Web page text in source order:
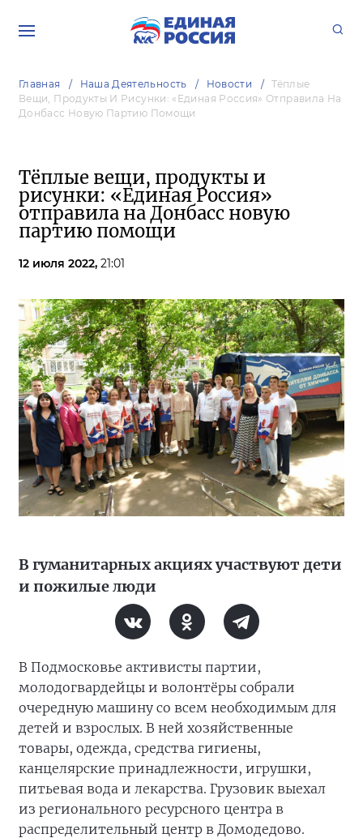
Главная Наша Деятельность Новости
Тёплые
Вещи, Продукты И Рисунки: «Единая Россия» Отправила На
Донбасс Новую Партию Помощи
Тёплые вещи, продукты и
рисунки: «Единая Россия»
отправила на Донбасс новую
партию помощи
12 июля 2022, 21:01
В гуманитарных акциях участвуют дети
и пожилые люди
В Подмосковье активисты партии,
молодогвардейцы и волонтёры собрали
очередную машину со всем необходимым для
детей и взрослых. В ней хозяйственные
товары, одежда, средства гигиены,
канцелярские принадлежности, игрушки,
питьевая вода и лекарства. Грузовик выехал
из регионального ресурсного центра в
распределительный центр в Домодедово.